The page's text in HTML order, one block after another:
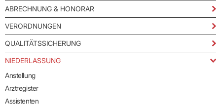
ABRECHNUNG & HONORAR
VERORDNUNGEN
QUALITÄTSSICHERUNG
NIEDERLASSUNG
Anstellung
Arztregister
Assistenten